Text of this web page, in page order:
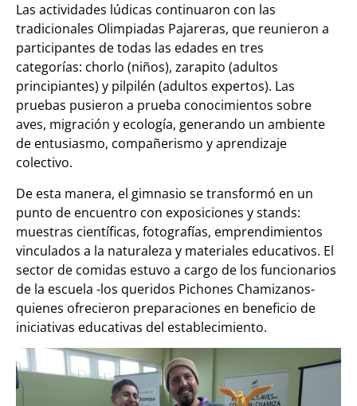
Las actividades lúdicas continuaron con las
tradicionales Olimpiadas Pajareras, que reunieron a
participantes de todas las edades en tres
categorías: chorlo (niños), zarapito (adultos
principiantes) y pilpilén (adultos expertos). Las
pruebas pusieron a prueba conocimientos sobre
aves, migración y ecología, generando un ambiente
de entusiasmo, compañerismo y aprendizaje
colectivo.
De esta manera, el gimnasio se transformó en un
punto de encuentro con exposiciones y stands:
muestras científicas, fotografías, emprendimientos
vinculados a la naturaleza y materiales educativos. El
sector de comidas estuvo a cargo de los funcionarios
de la escuela -los queridos Pichones Chamizanos-
quienes ofrecieron preparaciones en beneficio de
iniciativas educativas del establecimiento.